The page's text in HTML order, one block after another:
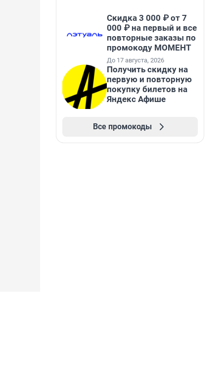
Скидка 3 000 ₽ от 7
000 ₽ на первый и все
повторные заказы по
промокоду МОМЕНТ
До 17 августа, 2026
Получить скидку на
первую и повторную
покупку билетов на
Яндекс Афише
Все промокоды